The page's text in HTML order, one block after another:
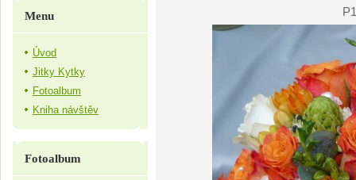
Menu
Úvod
Jitky Kytky
Fotoalbum
Kniha návštěv
Fotoalbum